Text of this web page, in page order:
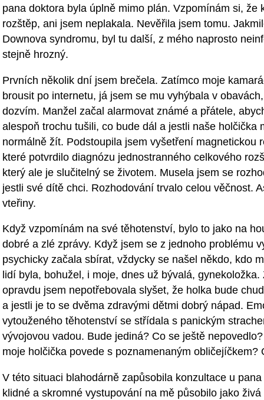
pana doktora byla úplně mimo plán. Vzpomínám si,
rozštěp, ani jsem neplakala. Nevěřila jsem tomu.
Downova syndromu, byl tu další, z mého naprosto
stejně hrozný.
Prvních několik dní jsem brečela. Zatímco moje
brousit po internetu, já jsem se mu vyhýbala v
dozvím. Manžel začal alarmovat známé a přátele,
alespoň trochu tušili, co bude dál a jestli naše holčička
normálně žít. Podstoupila jsem vyšetření magnetickou
které potvrdilo diagnózu jednostranného celkového
který ale je slučitelný se životem. Musela jsem se
jestli své dítě chci. Rozhodování trvalo celou věčnost.
vteřiny.
Když vzpomínám na své těhotenství, bylo to jako na
dobré a zlé zprávy. Když jsem se z jednoho problému
psychicky začala sbírat, vždycky se našel někdo, kdo
lidí byla, bohužel, i moje, dnes už bývalá,
opravdu jsem nepotřebovala slyšet, že holka bude
a jestli je to se dvěma zdravými dětmi dobrý nápad.
vytouženého těhotenství se střídala s panickým
vývojovou vadou. Bude jediná? Co se ještě
moje holčička povede s poznamenaným
V této situaci blahodárně zapůsobila konzultace u
klidné a skromné vystupování na mě působilo jako